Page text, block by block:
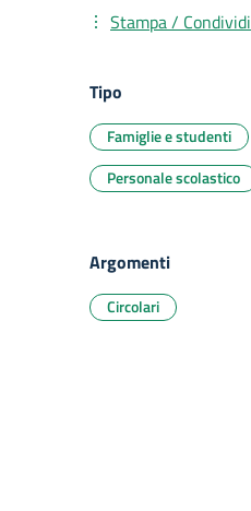
Stampa / Condividi
Tipo
Famiglie e studenti
Personale scolastico
Argomenti
Circolari